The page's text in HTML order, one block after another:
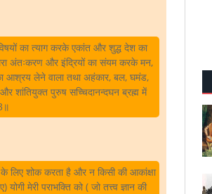
का त्याग करके एकांत और शुद्ध देश का
अंतःकरण और इंद्रियों का संयम करके मन,
आश्रय लेने वाला तथा अहंकार, बल, घमंड,
शांतियुक्त पुरुष सच्चिदानन्दघन ब्रह्म में
के लिए शोक करता है और न किसी की आकांक्षा
मेरी पराभक्ति को ( जो तत्त्व ज्ञान की